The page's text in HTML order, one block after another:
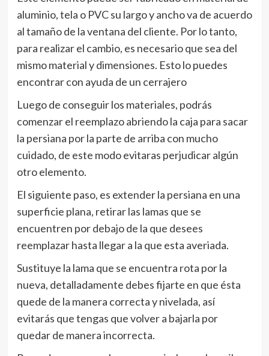
aluminio, tela o PVC su largo y ancho va de acuerdo
al tamaño de la ventana del cliente. Por lo tanto,
para realizar el cambio, es necesario que sea del
mismo material y dimensiones. Esto lo puedes
encontrar con ayuda de un cerrajero
Luego de conseguir los materiales, podrás
comenzar el reemplazo abriendo la caja para sacar
la persiana por la parte de arriba con mucho
cuidado, de este modo evitaras perjudicar algún
otro elemento.
El siguiente paso, es extender la persiana en una
superficie plana, retirar las lamas que se
encuentren por debajo de la que desees
reemplazar hasta llegar a la que esta averiada.
Sustituye la lama que se encuentra rota por la
nueva, detalladamente debes fijarte en que ésta
quede de la manera correcta y nivelada, así
evitarás que tengas que volver a bajarla por
quedar de manera incorrecta.